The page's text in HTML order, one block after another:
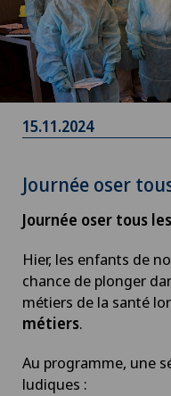
15.11.2024
Journée oser
Journée oser tous
Hier, les enfants de
chance de plonger
métiers de la santé
métiers.
Au programme, une
ludiques :